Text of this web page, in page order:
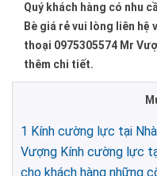
Quý khách hàng có nhu
Bè giá rẻ vui lòng liên
thoại 0975305574 Mr
thêm chi tiết.
1 Kính cường lực tại
Vượng Kính cường lực
cho khách hàng những